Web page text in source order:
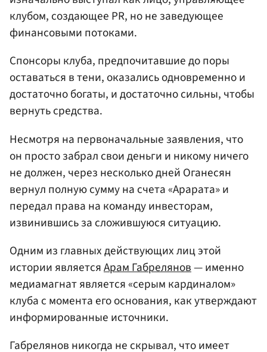
клубом, создающее PR, но не заведующее
финансовыми потоками.
Спонсоры клуба, предпочитавшие до поры
оставаться в тени, оказались одновременно и
достаточно богаты, и достаточно сильны, чтобы
вернуть средства.
Несмотря на первоначальные заявления, что
он просто забрал свои деньги и никому ничего
не должен, через несколько дней Оганесян
вернул полную сумму на счета «Арарата» и
передал права на команду инвесторам,
извинившись за сложившуюся ситуацию.
Одним из главных действующих лиц этой
истории являетсяАрам Габрелянов— именно
медиамагнат является «серым кардиналом»
клуба с момента его основания, как утверждают
информированные источники.
Габрелянов никогда не скрывал, что имеет